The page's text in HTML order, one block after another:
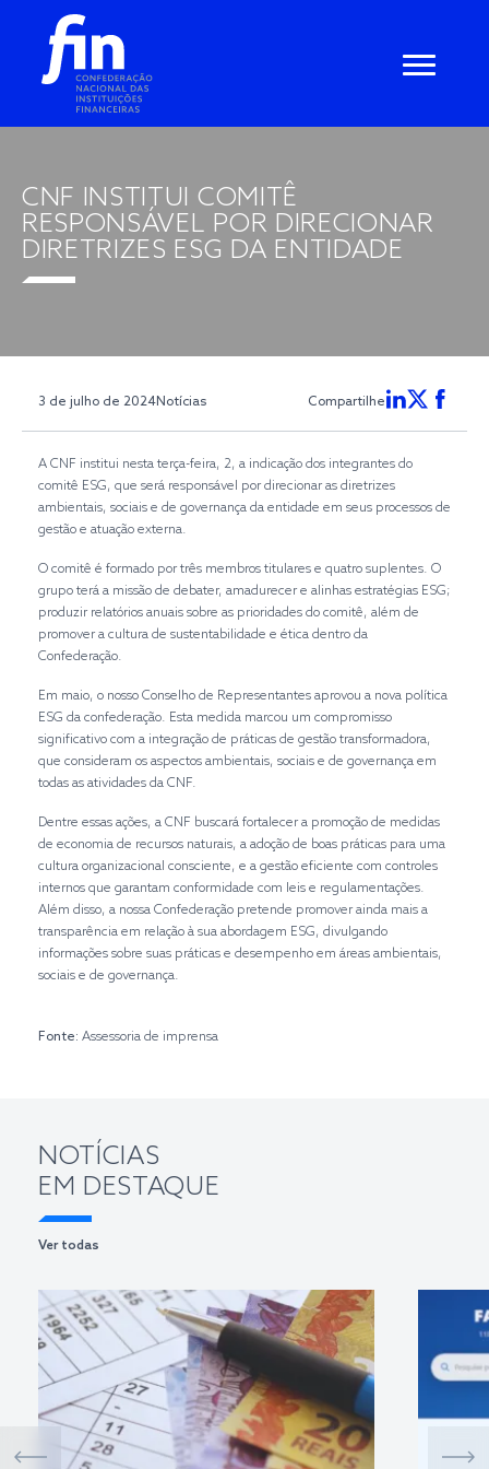
CNF INSTITUI COMITÊ
RESPONSÁVEL POR DIRECIONAR
DIRETRIZES ESG DA ENTIDADE
3 de julho de 2024Notícias Compartilhe
A CNF institui nesta terça-feira, 2, a indicação dos integrantes do
comitê ESG, que será responsável por direcionar as diretrizes
ambientais, sociais e de governança da entidade em seus processos de
gestão e atuação externa.
O comitê é formado por três membros titulares e quatro suplentes. O
grupo terá a missão de debater, amadurecer e alinhas estratégias ESG;
produzir relatórios anuais sobre as prioridades do comitê, além de
promover a cultura de sustentabilidade e ética dentro da
Confederação.
Em maio, o nosso Conselho de Representantes aprovou a nova política
ESG da confederação. Esta medida marcou um compromisso
significativo com a integração de práticas de gestão transformadora,
que consideram os aspectos ambientais, sociais e de governança em
todas as atividades da CNF.
Dentre essas ações, a CNF buscará fortalecer a promoção de medidas
de economia de recursos naturais, a adoção de boas práticas para uma
cultura organizacional consciente, e a gestão eficiente com controles
internos que garantam conformidade com leis e regulamentações.
Além disso, a nossa Confederação pretende promover ainda mais a
transparência em relação à sua abordagem ESG, divulgando
informações sobre suas práticas e desempenho em áreas ambientais,
sociais e de governança.
Fonte: Assessoria de imprensa
NOTÍCIAS
EM DESTAQUE
Ver todas